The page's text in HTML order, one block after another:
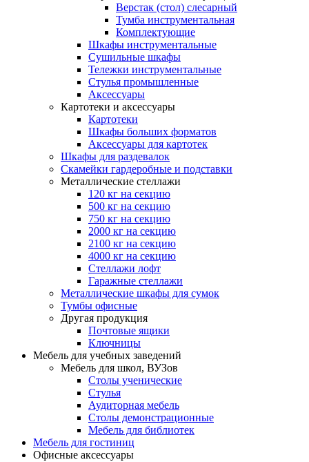
Верстак (стол) слесарный
Тумба инструментальная
Комплектующие
Шкафы инструментальные
Сушильные шкафы
Тележки инструментальные
Стулья промышленные
Аксессуары
Картотеки и аксессуары
Картотеки
Шкафы больших форматов
Аксессуары для картотек
Шкафы для раздевалок
Скамейки гардеробные и подставки
Металлические стеллажи
120 кг на секцию
500 кг на секцию
750 кг на секцию
2000 кг на секцию
2100 кг на секцию
4000 кг на секцию
Стеллажи лофт
Гаражные стеллажи
Металлические шкафы для сумок
Тумбы офисные
Другая продукция
Почтовые ящики
Ключницы
Мебель для учебных заведений
Мебель для школ, ВУЗов
Столы ученические
Стулья
Аудиторная мебель
Столы демонстрационные
Мебель для библиотек
Мебель для гостиниц
Офисные аксессуары